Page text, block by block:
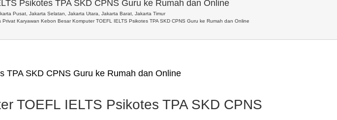
Psikotes TPA SKD CPNS Guru ke Rumah dan Online
Pusat, Jakarta Selatan, Jakarta Utara, Jakarta Barat, Jakarta Timur
Privat Karyawan Kebon Besar Komputer TOEFL IELTS Psikotes TPA SKD CPNS Guru ke Rumah dan Online
TPA SKD CPNS Guru ke Rumah dan Online
TOEFL IELTS Psikotes TPA SKD CPNS